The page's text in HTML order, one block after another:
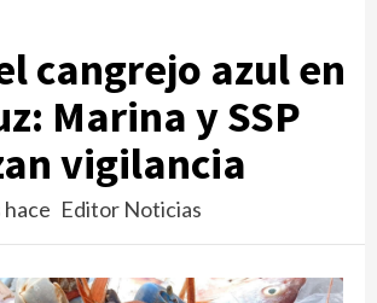
cangrejo azul en
Marina y SSP
vigilancia
hace Editor Noticias